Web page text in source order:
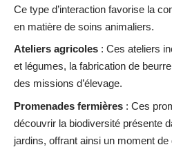
Ce type d’interaction favorise la
en matière de soins animaliers.
Ateliers agricoles : Ces ateliers
et légumes, la fabrication de
des missions d’élevage.
Promenades fermières : Ces
découvrir la biodiversité présente
jardins, offrant ainsi un moment de